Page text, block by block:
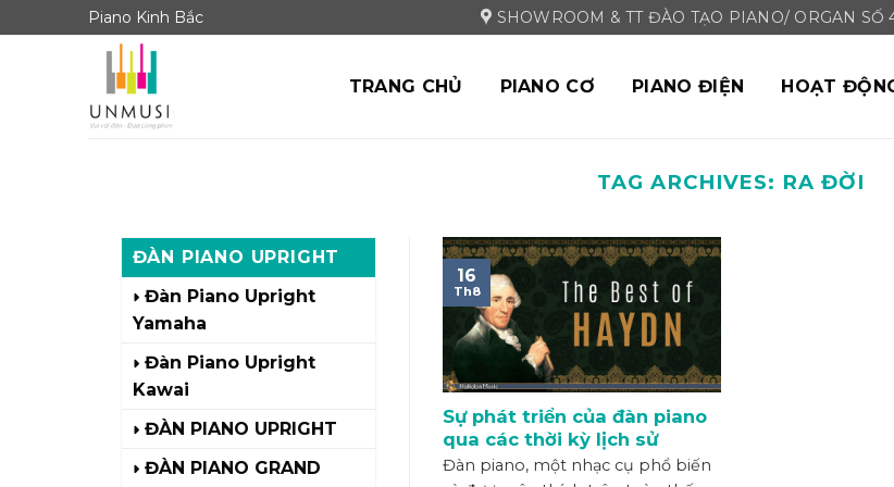
to
Piano Kinh Bắc SHOWROOM & TT ĐÀO TẠO PIANO/ ORGAN SỐ
TRANG CHỦ PIANO CƠ PIANO ĐIỆN HOẠT
TAG ARCHIVES: RA ĐỜI
ĐÀN PIANO UPRIGHT
Đàn Piano Upright
Yamaha
Đàn Piano Upright
Kawai
ĐÀN PIANO UPRIGHT
ĐÀN PIANO GRAND
Sự phát triển của đàn piano
qua các thời kỳ lịch sử
Đàn piano, một nhạc cụ phổ biến
16
Th8